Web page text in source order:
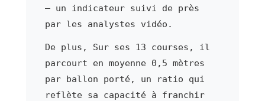
— un indicateur suivi de près
par les analystes vidéo.
De plus, Sur ses 13 courses, il
parcourt en moyenne 0,5 mètres
par ballon porté, un ratio qui
reflète sa capacité à franchir